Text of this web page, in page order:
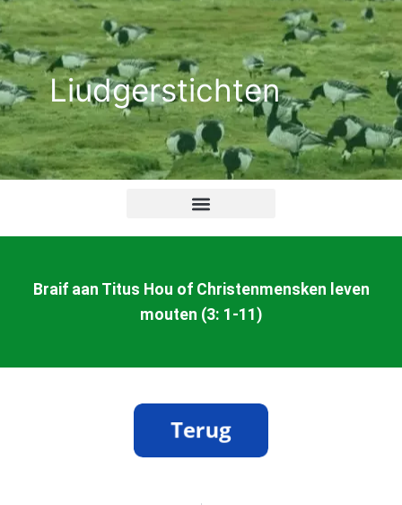
Ga
naar
de
inhoudLiudgerstichten
Braif aan Titus Hou of Christenmensken leven
mouten (3: 1-11)